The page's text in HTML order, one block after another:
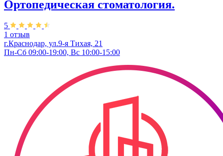
Ортопедическая стоматология.
5
1 отзыв
г.Краснодар, ул.9-я Тихая, 21
Пн-Сб 09:00-19:00, Вс 10:00-15:00